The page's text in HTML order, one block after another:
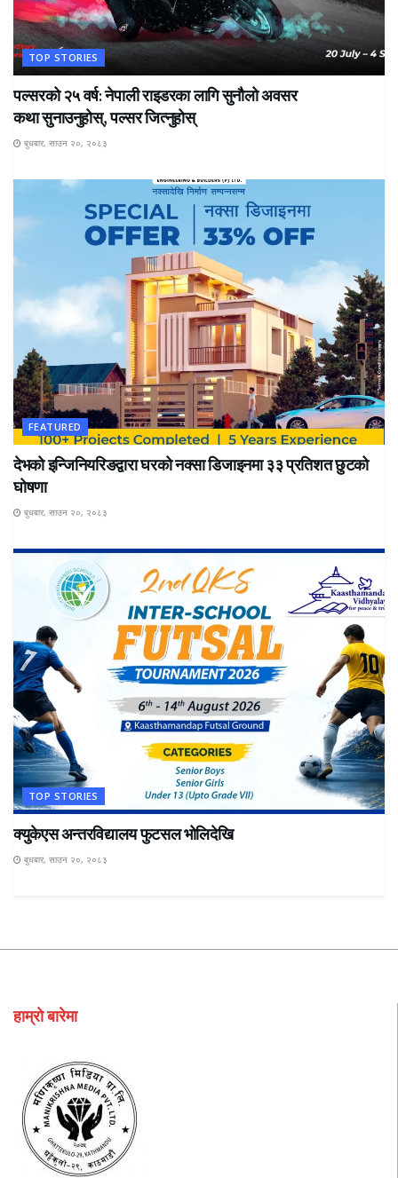
TOP STORIES
पल्सरको २५ वर्ष: नेपाली राइडरका लागि सुनौलो अवसर
कथा सुनाउनुहोस्, पल्सर जित्नुहोस्
बुधबार, साउन २०, २०८३
FEATURED
देभको इन्जिनियरिङद्वारा घरको नक्सा डिजाइनमा ३३ प्रतिशत छुटको
घोषणा
बुधबार, साउन २०, २०८३
TOP STORIES
क्युकेएस अन्तरविद्यालय फुटसल भोलिदेखि
बुधबार, साउन २०, २०८३
हाम्रो बारेमा